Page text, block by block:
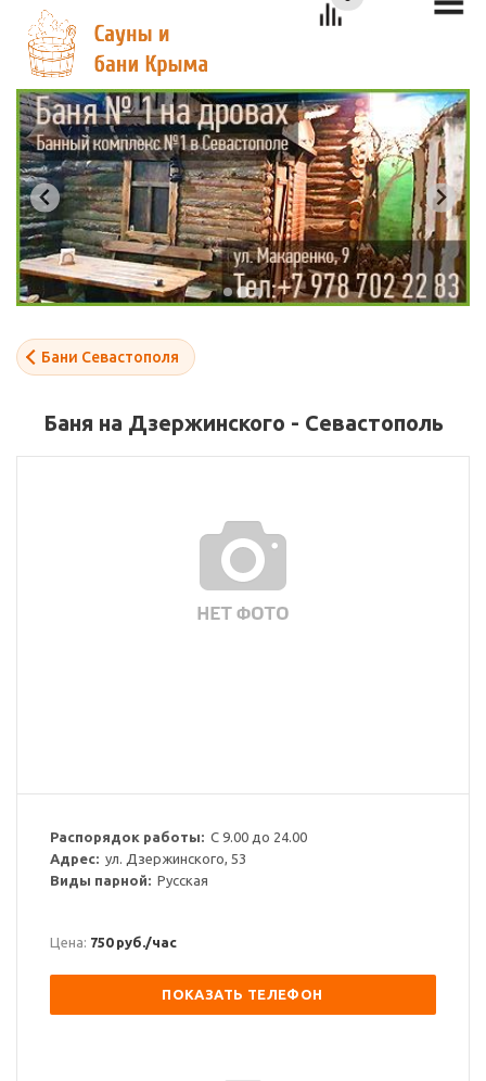
Бани Севастополя
Баня на Дзержинского - Севастополь
Распорядок работы: С 9.00 до 24.00
Адрес: ул. Дзержинского, 53
Виды парной: Русская
Цена: 750 руб./час
ПОКАЗАТЬ ТЕЛЕФОН